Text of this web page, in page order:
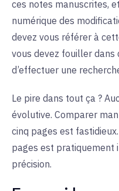
ces notes manuscrites,
numérique des
devez vous référer à
vous devez fouiller dans
d’effectuer une
Le pire dans tout ça ?
évolutive. Comparer
cinq pages est
pages est pratiquement
précision.